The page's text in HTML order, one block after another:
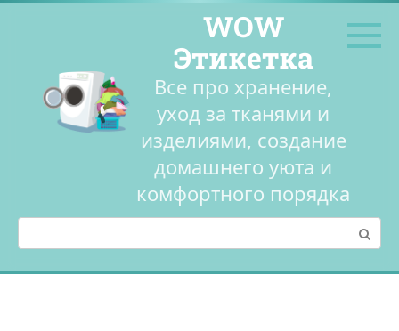
Перейти
WOW
Этикетка
Все про хранение,
уход за тканями и
изделиями, создание
домашнего уюта и
комфортного порядка
Поиск: